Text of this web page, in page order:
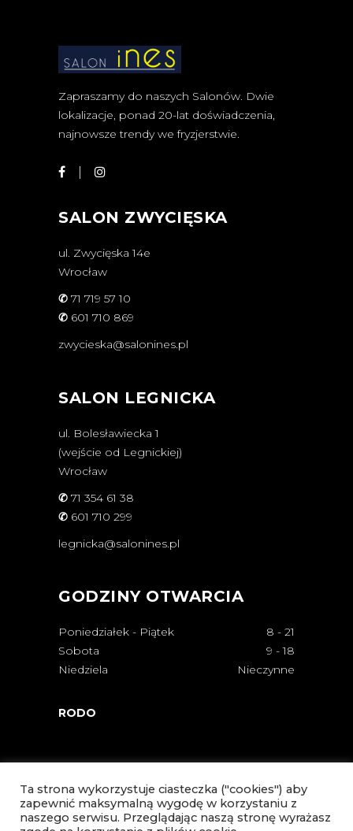
Zapraszamy do naszych Salonów. Dwie
lokalizacje, ponad 20-lat doświadczenia,
najnowsze trendy we fryzjerstwie.
SALON ZWYCIĘSKA
ul. Zwycięska 14e
Wrocław
✆ 71 719 57 10
✆ 601 710 869
zwycieska@salonines.pl
SALON LEGNICKA
ul. Bolesławiecka 1
(wejście od Legnickiej)
Wrocław
✆ 71 354 61 38
✆ 601 710 299
legnicka@salonines.pl
GODZINY OTWARCIA
Poniedziałek - Piątek 8 - 21
Sobota
9 - 18
Niedziela
Nieczynne
RODO
Ta strona wykorzystuje ciasteczka ("cookies") aby
zapewnić maksymalną wygodę w korzystaniu z
naszego serwisu. Przeglądając naszą stronę wyrażasz